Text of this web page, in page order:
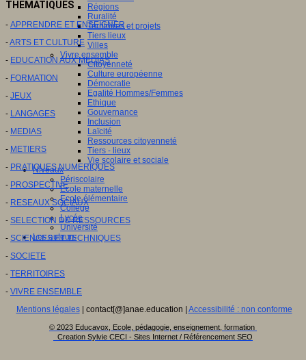
Régions
Ruralité
Territoires et projets
Tiers lieux
Villes
Vivre ensemble
Citoyenneté
Culture européenne
Démocratie
Egalité Hommes/Femmes
Ethique
Gouvernance
Inclusion
Laïcité
Ressources citoyenneté
Tiers - lieux
Vie scolaire et sociale
Niveaux
Périscolaire
Ecole maternelle
Ecole élémentaire
Collège
Lycée
Université
Les auteurs
THEMATIQUES
- APPRENDRE ET ENSEIGNER
-ARTS ET CULTURE
- EDUCATION AUX MEDIAS
- FORMATION
- JEUX
- LANGAGES
- MEDIAS
- METIERS
- PRATIQUES NUMERIQUES
- PROSPECTIVE
- RESEAUX SOCIAUX
- SELECTION DE RESSOURCES
- SCIENCES ET TECHNIQUES
- SOCIETE
- TERRITOIRES
- VIVRE ENSEMBLE
Mentions légales| contact[@]anae.education | Accessibilité : non conforme
© 2023 Educavox, Ecole, pédagogie, enseignement, formation
Creation Sylvie CECI - Sites Internet / Référencement SEO